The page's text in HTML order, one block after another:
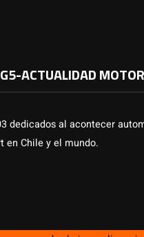
ACTUALIDAD MOTOR
dedicados al acontecer
en Chile y el mundo.